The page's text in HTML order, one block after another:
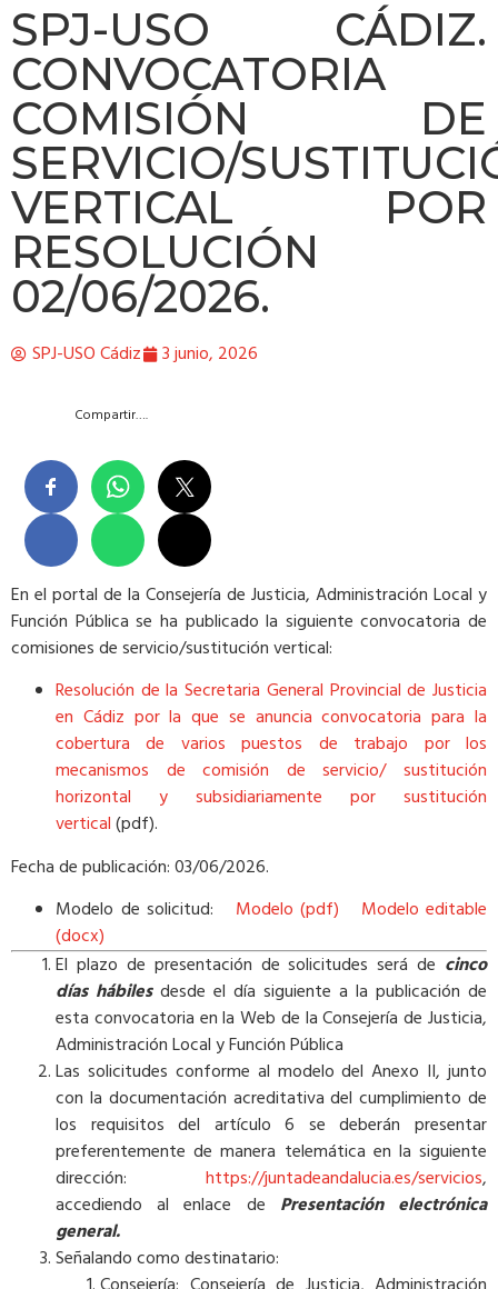
SPJ-USO CÁDIZ.
CONVOCATORIA
COMISIÓN DE
SERVICIO/
VERTICAL POR
RESOLUCIÓN
02/06/2026.
SPJ-USO Cádiz 3 junio, 2026
Compartir….
En el portal de la Consejería de Justicia, Administración Local y
Función Pública se ha publicado la siguiente convocatoria de
comisiones de servicio/sustitución vertical:
Resolución de la Secretaria General Provincial de Justicia
en Cádiz por la que se anuncia convocatoria para la
cobertura de varios puestos de trabajo por los
mecanismos de comisión de servicio/ sustitución
horizontal y subsidiariamente por sustitución
vertical(pdf).
Fecha de publicación: 03/06/2026.
Modelo de solicitud: Modelo (pdf)
Modelo editable
(docx)
El plazo de presentación de solicitudes será de cinco
días hábilesdesde el día siguiente a la publicación de
esta convocatoria en la Web de la Consejería de Justicia,
Administración Local y Función Pública
Las solicitudes conforme al modelo del Anexo II, junto
con la documentación acreditativa del cumplimiento de
los requisitos del artículo 6 se deberán presentar
preferentemente de manera telemática en la siguiente
dirección: https://juntadeandalucia.es/servicios,
accediendo al enlace de Presentación electrónica
general.
Señalando como destinatario: